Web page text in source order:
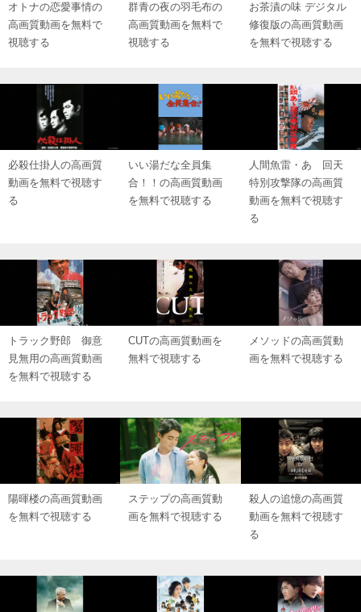
オトナの恋愛事情の
高画質動画を無料で
視聴する
群青の夜の羽毛布の
高画質動画を無料で
視聴する
お茶漬の味 デジタル
修復版の高画質動画
を無料で視聴する
必殺仕掛人の高画質
動画を無料で視聴す
る
いい湯だな全員集
合！！の高画質動画
を無料で視聴する
人間魚雷・あゝ回天
特別攻撃隊の高画質
動画を無料で視聴す
る
トラック野郎 御意
見無用の高画質動画
を無料で視聴する
CUTの高画質動画を
無料で視聴する
メソッドの高画質動
画を無料で視聴する
陽暉楼の高画質動画
を無料で視聴する
ステップの高画質動
画を無料で視聴する
殺人の追憶の高画質
動画を無料で視聴す
る